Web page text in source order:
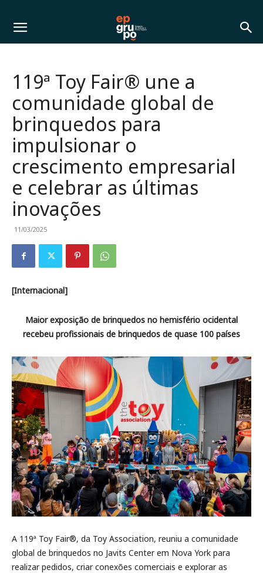
119ª Toy Fair® une a
comunidade global de
brinquedos para
impulsionar o
crescimento empresarial
e celebrar as últimas
inovações
11/03/2025
[Internacional]
Maior exposição de brinquedos no hemisfério ocidental
recebeu profissionais de brinquedos de quase 100 países
A 119ª Toy Fair®, da Toy Association, reuniu a comunidade
global de brinquedos no Javits Center em Nova York para
realizar pedidos, criar conexões comerciais e explorar as